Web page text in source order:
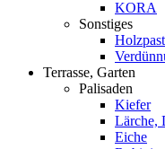
KORA
Sonstiges
Terrasse, Garten
Palisaden
Kiefer
Lärche,
Eiche